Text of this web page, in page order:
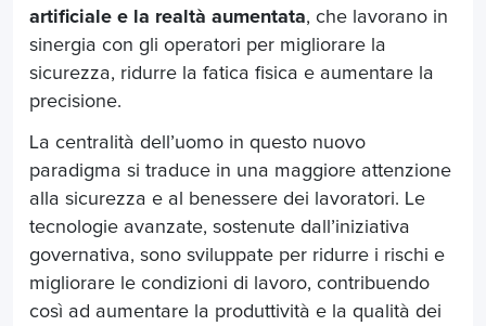
artificiale e la realtà aumentata, che lavorano in
sinergia con gli operatori per migliorare la
sicurezza, ridurre la fatica fisica e aumentare la
precisione.
La centralità dell’uomo in questo nuovo
paradigma si traduce in una maggiore attenzione
alla sicurezza e al benessere dei lavoratori. Le
tecnologie avanzate, sostenute dall’iniziativa
governativa, sono sviluppate per ridurre i rischi e
migliorare le condizioni di lavoro, contribuendo
così ad aumentare la produttività e la qualità dei